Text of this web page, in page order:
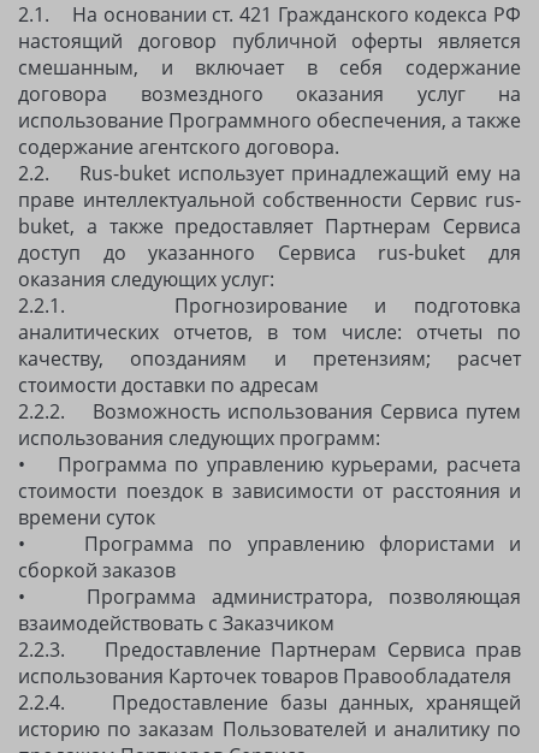
2.1. На основании ст. 421 Гражданского кодекса РФ
настоящий договор публичной оферты является
смешанным, и включает в себя содержание
договора возмездного оказания услуг на
использование Программного обеспечения, а также
содержание агентского договора.
2.2. Rus-buket использует принадлежащий ему на
праве интеллектуальной собственности Сервис rus-
buket, а также предоставляет Партнерам Сервиса
доступ до указанного Сервиса rus-buket для
оказания следующих услуг:
2.2.1. Прогнозирование и подготовка
аналитических отчетов, в том числе: отчеты по
качеству, опозданиям и претензиям; расчет
стоимости доставки по адресам
2.2.2. Возможность использования Сервиса путем
использования следующих программ:
• Программа по управлению курьерами, расчета
стоимости поездок в зависимости от расстояния и
времени суток
• Программа по управлению флористами и
сборкой заказов
• Программа администратора, позволяющая
взаимодействовать с Заказчиком
2.2.3. Предоставление Партнерам Сервиса прав
использования Карточек товаров Правообладателя
2.2.4. Предоставление базы данных, хранящей
историю по заказам Пользователей и аналитику по